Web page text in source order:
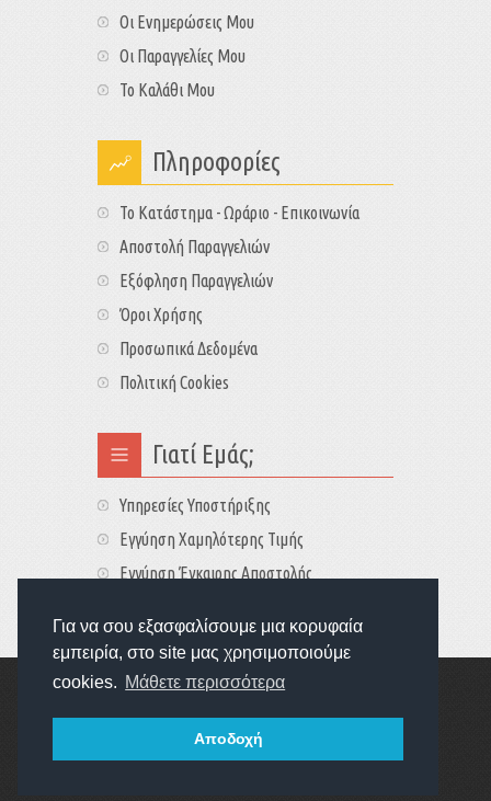
Για να σου εξασφαλίσουμε μια κορυφαία
εμπειρία, στο site μας χρησιμοποιούμε
cookies. Μάθετε περισσότερα
Αποδοχή
Οι Ενημερώσεις Μου
Οι Παραγγελίες Μου
Το Καλάθι Μου
Πληροφορίες
Το Κατάστημα - Ωράριο - Επικοινωνία
Αποστολή Παραγγελιών
Εξόφληση Παραγγελιών
Όροι Χρήσης
Προσωπικά Δεδομένα
Πολιτική Cookies
Γιατί Εμάς;
Υπηρεσίες Υποστήριξης
Εγγύηση Χαμηλότερης Τιμής
Εγγύηση Έγκαιρης Αποστολής
Copyright © 2022GameExplorers
Οι τιμές περιλαμβάνουν ΦΠΑ 24%